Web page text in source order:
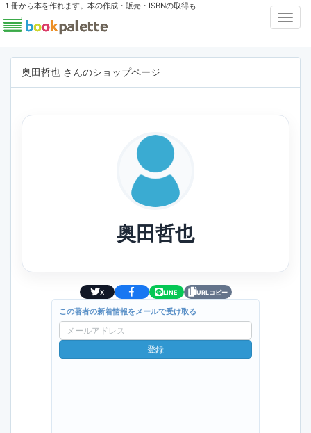
１冊から本を作れます。本の作成・販売・ISBNの取得も
奥田哲也 さんのショップページ
奥田哲也
X LINE URLコピー
この著者の新着情報をメールで受け取る
ー
ル
登録